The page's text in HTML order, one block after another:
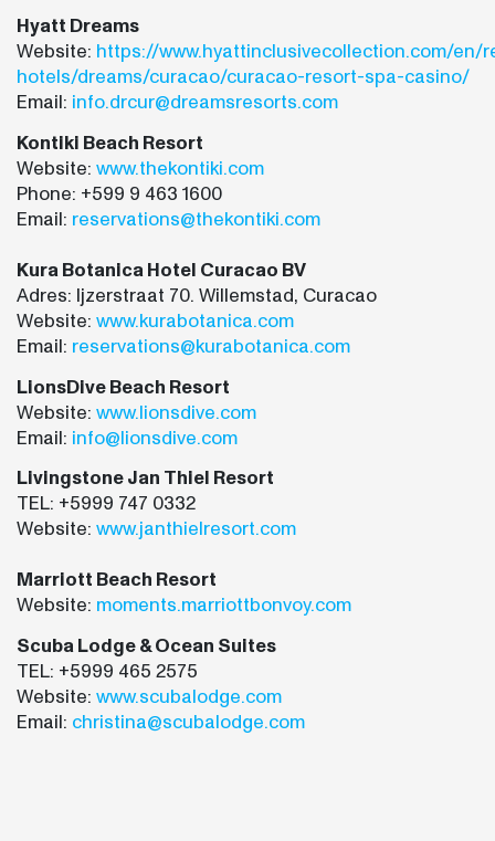
Hyatt Dreams
Website: https://www.hyattinclusivecollection.com/en/
hotels/dreams/curacao/curacao-resort-spa-casino/
Email: info.drcur@dreamsresorts.com
Kontiki Beach Resort
Website: www.thekontiki.com
Phone: +599 9 463 1600
Email: reservations@thekontiki.com
Kura Botanica Hotel Curacao BV
Adres: Ijzerstraat 70. Willemstad, Curacao
Website: www.kurabotanica.com
Email: reservations@kurabotanica.com
LionsDive Beach Resort
Website: www.lionsdive.com
Email: info@lionsdive.com
Livingstone Jan Thiel Resort
TEL: +5999 747 0332
Website: www.janthielresort.com
Marriott Beach Resort
Website: moments.marriottbonvoy.com
Scuba Lodge & Ocean Suites
TEL: +5999 465 2575
Website: www.scubalodge.com
Email: christina@scubalodge.com